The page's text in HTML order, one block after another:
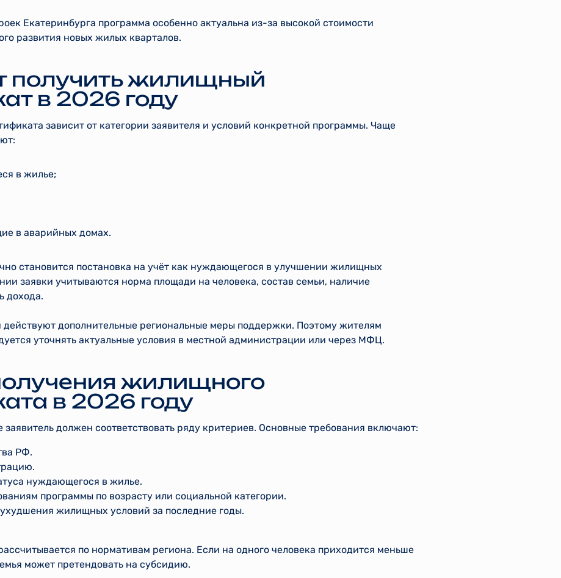
Екатеринбурга программа особенно актуальна из-за высокой стоимости
развития новых жилых кварталов.
получить жилищный
в 2026 году
зависит от категории заявителя и условий конкретной программы. Чаще
в жилье;
в аварийных домах.
становится постановка на учёт как нуждающегося в улучшении жилищных
заявки учитываются норма площади на человека, состав семьи, наличие
дохода.
действуют дополнительные региональные меры поддержки. Поэтому жителям
уточнять актуальные условия в местной администрации или через МФЦ.
жилищного
в 2026 году
заявитель должен соответствовать ряду критериев. Основные требования включают:
РФ.
нуждающегося в жилье.
программы по возрасту или социальной категории.
жилищных условий за последние годы.
по нормативам региона. Если на одного человека приходится меньше
может претендовать на субсидию.